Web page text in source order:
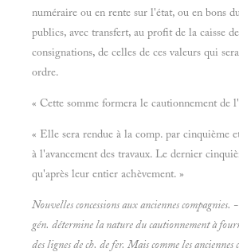
numéraire ou en rente sur l'état, ou en bons
publics, avec transfert, au profit de la caisse
consignations, de celles de ces valeurs qui
ordre.
« Cette somme formera le cautionnement de
« Elle sera rendue à la comp. par cinquième
à l'avancement des travaux. Le dernier
qu'après leur entier achèvement. »
Nouvelles concessions aux anciennes
gén. détermine la nature du cautionnement à
des lignes de ch. de fer. Mais comme les anciennes